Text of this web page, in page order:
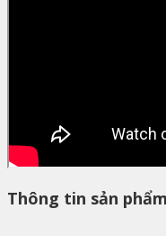
Thông tin sản phẩm